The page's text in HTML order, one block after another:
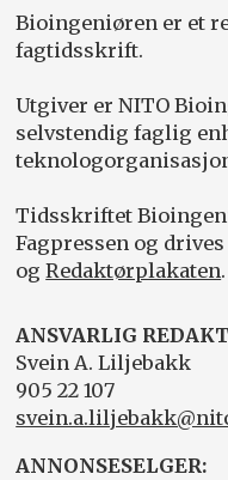
Bioingeniøren er et
fagtidsskrift.
Utgiver er NITO
selvstendig faglig
Tidsskriftet
Fagpressen og
ogRedaktørplakaten.
ANSVARLIG
Svein A. Liljebakk
905 22 107
ANNONSESELGER: